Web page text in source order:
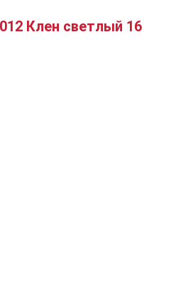
Клен светлый 16